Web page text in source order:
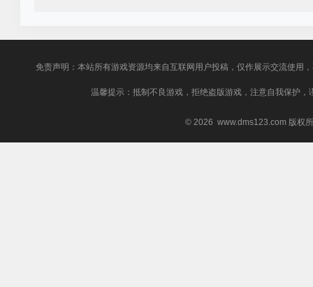
免责声明：本站所有游戏资源均来自互联网用户投稿，仅作展示交流使用
温馨提示：抵制不良游戏，拒绝盗版游戏，注意自我保护
© 2026 www.dms123.com 版权